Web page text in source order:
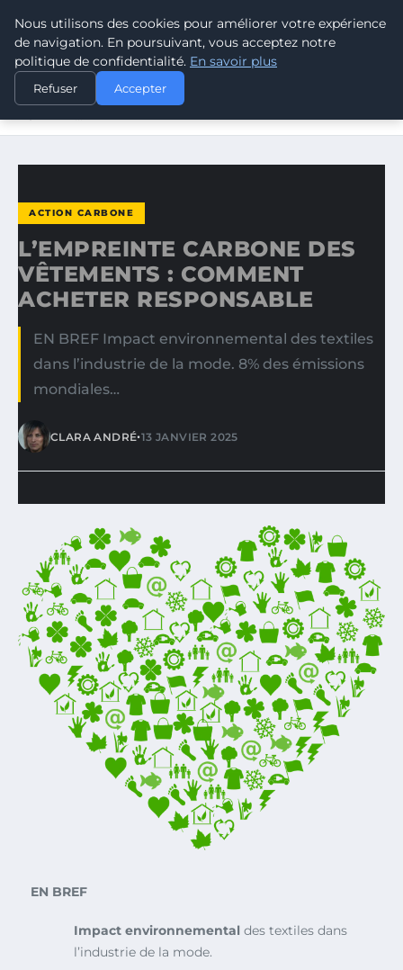
CLIMATE RESPONSE BLOG
ACCUEIL
ACTION CARBONE
L’EMPREINTE CARBONE DES VÊTEMENTS : COMMENT
ACTION CARBONE
L’EMPREINTE CARBONE DES
VÊTEMENTS : COMMENT
ACHETER RESPONSABLE
EN BREF Impact environnemental des textiles
dans l’industrie de la mode. 8% des émissions
mondiales…
CLARA ANDRÉ•13 JANVIER 2025
EN BREF
Impact environnemental des textiles dans
l’industrie de la mode.
Nous utilisons des cookies pour améliorer votre expérience
de navigation. En poursuivant, vous acceptez notre
politique de confidentialité. En savoir plus
Refuser Accepter